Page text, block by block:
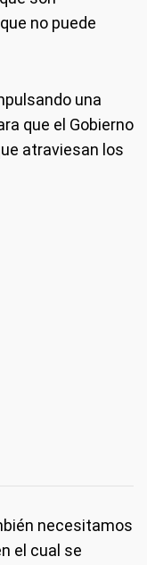
no puede
una
que el Gobierno
atraviesan los
necesitamos
el cual se